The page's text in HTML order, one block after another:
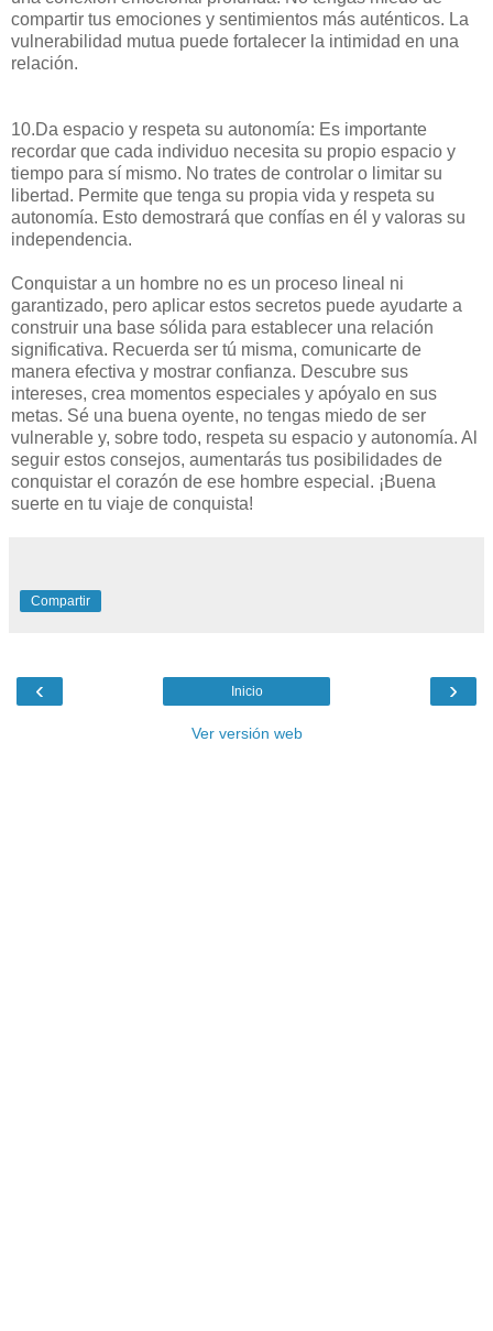
compartir tus emociones y sentimientos más auténticos. La
vulnerabilidad mutua puede fortalecer la intimidad en una
relación.
10.Da espacio y respeta su autonomía: Es importante
recordar que cada individuo necesita su propio espacio y
tiempo para sí mismo. No trates de controlar o limitar su
libertad. Permite que tenga su propia vida y respeta su
autonomía. Esto demostrará que confías en él y valoras su
independencia.
Conquistar a un hombre no es un proceso lineal ni
garantizado, pero aplicar estos secretos puede ayudarte a
construir una base sólida para establecer una relación
significativa. Recuerda ser tú misma, comunicarte de
manera efectiva y mostrar confianza. Descubre sus
intereses, crea momentos especiales y apóyalo en sus
metas. Sé una buena oyente, no tengas miedo de ser
vulnerable y, sobre todo, respeta su espacio y autonomía. Al
seguir estos consejos, aumentarás tus posibilidades de
conquistar el corazón de ese hombre especial. ¡Buena
suerte en tu viaje de conquista!
Compartir
‹ ›
Inicio
Ver versión web